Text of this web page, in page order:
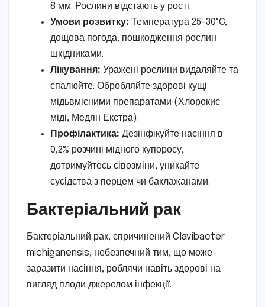
8 мм. Рослини відстають у рості.
Умови розвитку: Температура 25-30°C,
дощова погода, пошкодження рослин
шкідниками.
Лікування: Уражені рослини видаляйте та
спалюйте. Обробляйте здорові кущі
мідьвмісними препаратами (Хлорокис
міді, Медян Екстра).
Профілактика: Дезінфікуйте насіння в
0,2% розчині мідного купоросу,
дотримуйтесь сівозміни, уникайте
сусідства з перцем чи баклажанами.
Бактеріальний рак
Бактеріальний рак, спричинений Clavibacter
michiganensis, небезпечний тим, що може
заразити насіння, роблячи навіть здорові на
вигляд плоди джерелом інфекції.